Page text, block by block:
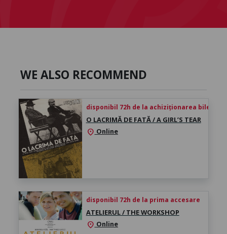
WE ALSO RECOMMEND
disponibil 72h de la achiziționarea biletului
O LACRIMĂ DE FATĂ / A GIRL’S TEAR
location_on Online
disponibil 72h de la prima accesare
ATELIERUL / THE WORKSHOP
location_on Online